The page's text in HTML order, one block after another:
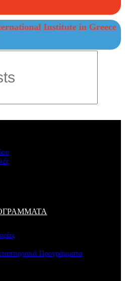
Institute in Greece
Προγράμματα